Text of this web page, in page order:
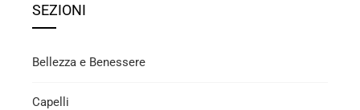
SEZIONI
Bellezza e Benessere
Capelli